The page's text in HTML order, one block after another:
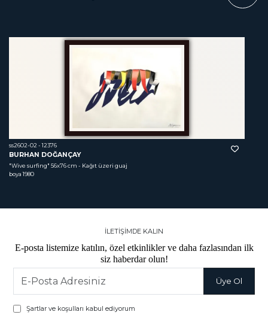
ss2602-02 - 12376
BURHAN DOĞANÇAY
"Wive surfing" 56x76 cm - Kağıt üzeri guaj
boya 1980
İLETİŞİMDE KALIN
E-posta listemize katılın, özel etkinlikler ve daha fazlasından ilk
siz haberdar olun!
Şartlar ve koşulları kabul ediyorum